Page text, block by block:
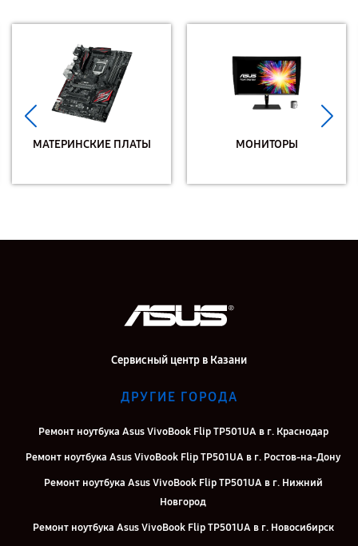
МАТЕРИНСКИЕ ПЛАТЫ МОНИТОРЫ
Сервисный центр в Казани
ДРУГИЕ ГОРОДА
Ремонт ноутбука Asus VivoBook Flip TP501UA в г. Краснодар
Ремонт ноутбука Asus VivoBook Flip TP501UA в г. Ростов-на-Дону
Ремонт ноутбука Asus VivoBook Flip TP501UA в г. Нижний
Новгород
Ремонт ноутбука Asus VivoBook Flip TP501UA в г. Новосибирск